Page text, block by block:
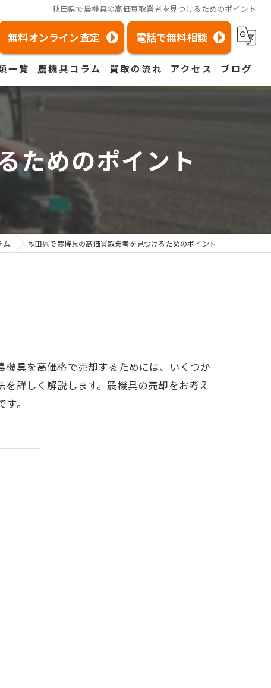
秋田県で農機具の高価買取業者を見つけるためのポイント
無料オンライン査定 電話で無料相談
一覧 農機具コラム 買取の流れ アクセス
福岡店
ブログ
ためのポイント
ム 秋田県で農機具の高価買取業者を見つけるためのポイント
具を高価格で売却するためには、いくつか
詳しく解説します。農機具の売却をお考え
。
ト